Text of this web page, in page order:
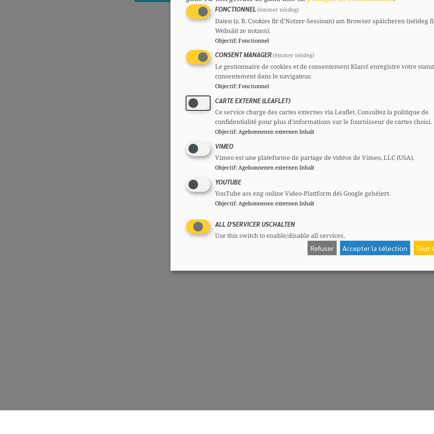
FONCTIONNEL(ëmmer néideg)
Daten (z. B. Cookies fir d'Notzer-Sessioun) am Browser späicheren (néideg
Websäit ze notzen).
Objectif: Fonctionnel
CONSENT MANAGER(ëmmer néideg)
Le gestionnaire de cookies et de consentement Klaro! enregistre votre
consentement dans le navigateur.
Objectif: Fonctionnel
CARTE EXTERNE (LEAFLET)
Ce service charge des cartes externes via Leaflet. Consultez la politique de
confidentialité pour plus d'informations sur le fournisseur de cartes choisi.
Objectif: Agebonnenen externen Inhalt
VIMEO
Vimeo est une plateforme de partage de vidéos de Vimeo, LLC (USA).
Objectif: Agebonnenen externen Inhalt
YOUTUBE
YouTube ass eng online Video-Plattform déi Google gehéiert.
Objectif: Agebonnenen externen Inhalt
ALL D'SERVICER USCHALTEN
Use this switch to enable/disable all services.
Refuser Accepter la sélection Tout